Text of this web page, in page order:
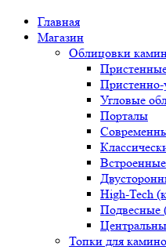
Главная
Магазин
Облицовки
Угловые
Порталы
High-Tech
Подвесные
Топки для